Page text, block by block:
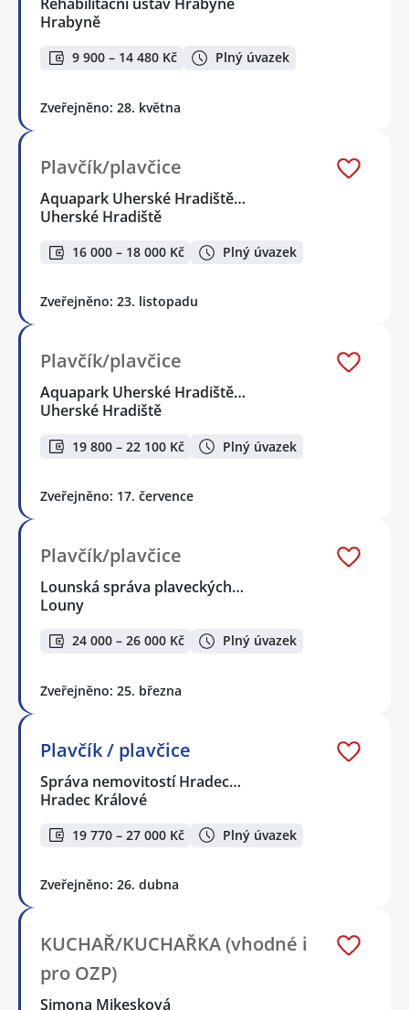
Hrabyně
9 900 – 14 480 Kč Plný úvazek
Zveřejněno: 28. května
Plavčík/plavčice
Aquapark Uherské Hradiště…
Uherské Hradiště
16 000 – 18 000 Kč Plný úvazek
Zveřejněno: 23. listopadu
Plavčík/plavčice
Aquapark Uherské Hradiště…
Uherské Hradiště
19 800 – 22 100 Kč Plný úvazek
Zveřejněno: 17. července
Plavčík/plavčice
Lounská správa plaveckých…
Louny
24 000 – 26 000 Kč Plný úvazek
Zveřejněno: 25. března
Plavčík / plavčice
Správa nemovitostí Hradec…
Hradec Králové
19 770 – 27 000 Kč Plný úvazek
Zveřejněno: 26. dubna
KUCHAŘ/KUCHAŘKA (vhodné i
pro OZP)
Simona Mikesková